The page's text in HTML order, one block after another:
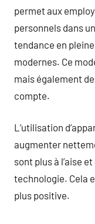
permet aux
personnels dans
tendance en
modernes. Ce
mais également
compte.
L’utilisation
augmenter
sont plus à l’aise
technologie. Cela
plus positive.